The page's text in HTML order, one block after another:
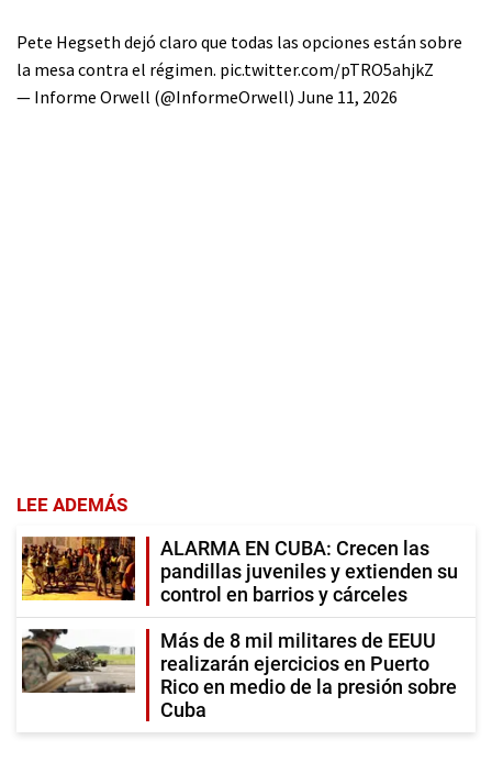
Pete Hegseth dejó claro que todas las opciones están sobre
la mesa contra el régimen. pic.twitter.com/pTRO5ahjkZ
— Informe Orwell (@InformeOrwell) June 11, 2026
LEE ADEMÁS
ALARMA EN CUBA: Crecen las
pandillas juveniles y extienden su
control en barrios y cárceles
Más de 8 mil militares de EEUU
realizarán ejercicios en Puerto
Rico en medio de la presión sobre
Cuba